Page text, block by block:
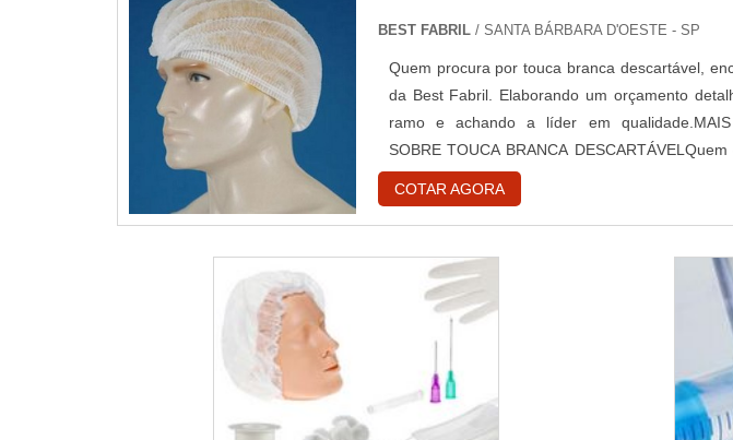
BEST FABRIL / SANTA BÁRBARA D'OESTE - SP
Quem procura por touca branca descartável,
da Best Fabril. Elaborando um orçamento
ramo e achando a líder em qualidade.MAIS
SOBRE TOUCA BRANCA
descartável em uma empresa comprometida
encontrar o site da Best Fabril. É possível
e gorr...
COTAR AGORA